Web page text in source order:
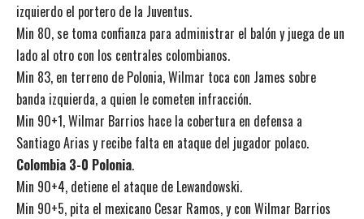
izquierdo el portero de la Juventus.
Min 80, se toma confianza para administrar el balón y juega de un
lado al otro con los centrales colombianos.
Min 83, en terreno de Polonia, Wilmar toca con James sobre
banda izquierda, a quien le cometen infracción.
Min 90+1, Wilmar Barrios hace la cobertura en defensa a
Santiago Arias y recibe falta en ataque del jugador polaco.
Colombia 3-0 Polonia.
Min 90+4, detiene el ataque de Lewandowski.
Min 90+5, pita el mexicano Cesar Ramos, y con Wilmar Barrios